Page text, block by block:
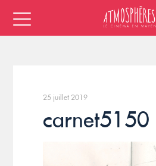
25 juillet 2019
carnet5150